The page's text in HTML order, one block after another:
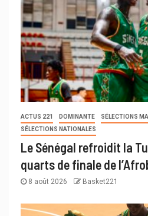
ACTUS 221 DOMINANTE
SÉLECTIONS
SÉLECTIONS NATIONALES
Le Sénégal refroidit la
quarts de finale de
8 août 2026 Basket221